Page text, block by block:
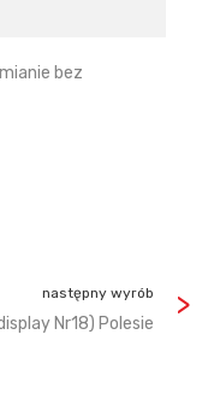
bez
następny wyrób
Nr18) Polesie